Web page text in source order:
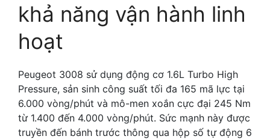
khả năng vận hành linh
hoạt
Peugeot 3008 sử dụng động cơ 1.6L Turbo High
Pressure, sản sinh công suất tối đa 165 mã lực tại
6.000 vòng/phút và mô-men xoắn cực đại 245 Nm
từ 1.400 đến 4.000 vòng/phút. Sức mạnh này được
truyền đến bánh trước thông qua hộp số tự động 6